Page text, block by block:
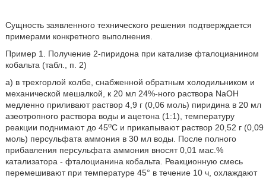
Сущность заявленного технического решения подтверждается
примерами конкретного выполнения.
Пример 1. Получение 2-пиридона при катализе фталоцианином
кобальта (табл., п. 2)
а) в трехгорлой колбе, снабженной обратным холодильником и
механической мешалкой, к 20 мл 24%-ного раствора NaOH
медленно приливают раствор 4,9 г (0,06 моль) пиридина в 20 мл
азеотропного раствора воды и ацетона (1:1), температуру
реакции поднимают до 45оС и прикапывают раствор 20,52 г (0,09
моль) персульфата аммония в 30 мл воды. После полного
прибавления персульфата аммония вносят 0,01 мас.%
катализатора - фталоцианина кобальта. Реакционную смесь
перемешивают при температуре 45° в течение 10 ч, охлаждают